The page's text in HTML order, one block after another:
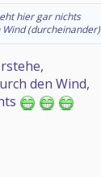
hier gar nichts
Wind(durcheinander)
den Wind,